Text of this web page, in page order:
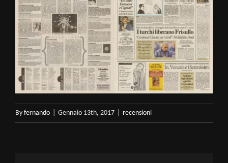
By fernando Gennaio 13th, 2017 recensioni